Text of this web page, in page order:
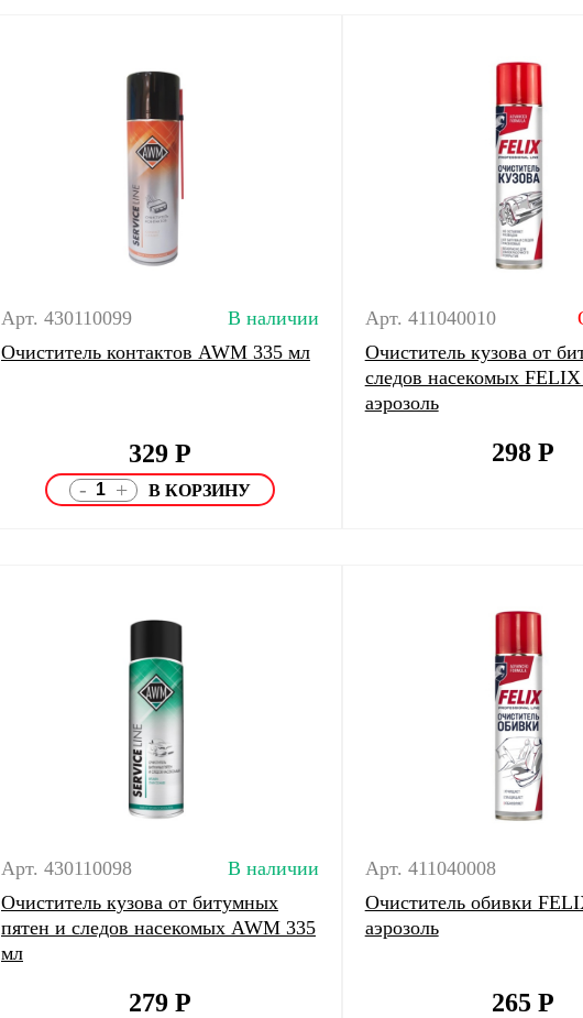
Арт. 430110099
В наличии
Очиститель контактов AWM 335 мл
329 Р
- +
Арт. 411040010
Очиститель кузова от
следов насекомых
аэрозоль
298Р
Арт. 430110098
В наличии
Очиститель кузова от битумных
пятен и следов насекомых AWM 335
мл
279 Р
Арт. 411040008
Очиститель обивки
аэрозоль
265Р